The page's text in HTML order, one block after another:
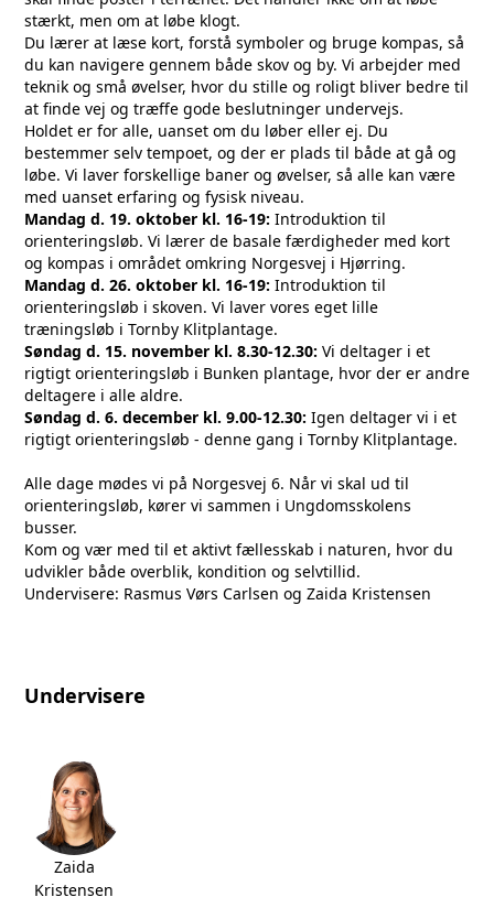
stærkt, men om at løbe klogt.
Du lærer at læse kort, forstå symboler og bruge kompas, så
du kan navigere gennem både skov og by. Vi arbejder med
teknik og små øvelser, hvor du stille og roligt bliver bedre til
at finde vej og træffe gode beslutninger undervejs.
Holdet er for alle, uanset om du løber eller ej. Du
bestemmer selv tempoet, og der er plads til både at gå og
løbe. Vi laver forskellige baner og øvelser, så alle kan være
med uanset erfaring og fysisk niveau.
Mandag d. 19. oktober kl. 16-19: Introduktion til
orienteringsløb. Vi lærer de basale færdigheder med kort
og kompas i området omkring Norgesvej i Hjørring.
Mandag d. 26. oktober kl. 16-19: Introduktion til
orienteringsløb i skoven. Vi laver vores eget lille
træningsløb i Tornby Klitplantage.
Søndag d. 15. november kl. 8.30-12.30: Vi deltager i et
rigtigt orienteringsløb i Bunken plantage, hvor der er andre
deltagere i alle aldre.
Søndag d. 6. december kl. 9.00-12.30: Igen deltager vi i et
rigtigt orienteringsløb - denne gang i Tornby Klitplantage.
Alle dage mødes vi på Norgesvej 6. Når vi skal ud til
orienteringsløb, kører vi sammen i Ungdomsskolens
busser.
Kom og vær med til et aktivt fællesskab i naturen, hvor du
udvikler både overblik, kondition og selvtillid.
Undervisere: Rasmus Vørs Carlsen og Zaida Kristensen
Undervisere
Zaida
Kristensen